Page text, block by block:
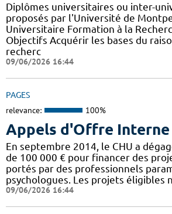
Diplômes universitaires ou inter-
proposés par l'Université de
Universitaire Formation à la
Objectifs Acquérir les bases du
recherc
09/06/2026 16:44
PAGES
relevance: 100%
Appels d'Offre Interne
En septembre 2014, le CHU a
de 100 000 € pour financer des
portés par des professionnels
psychologues. Les projets éligibles
09/06/2026 16:44